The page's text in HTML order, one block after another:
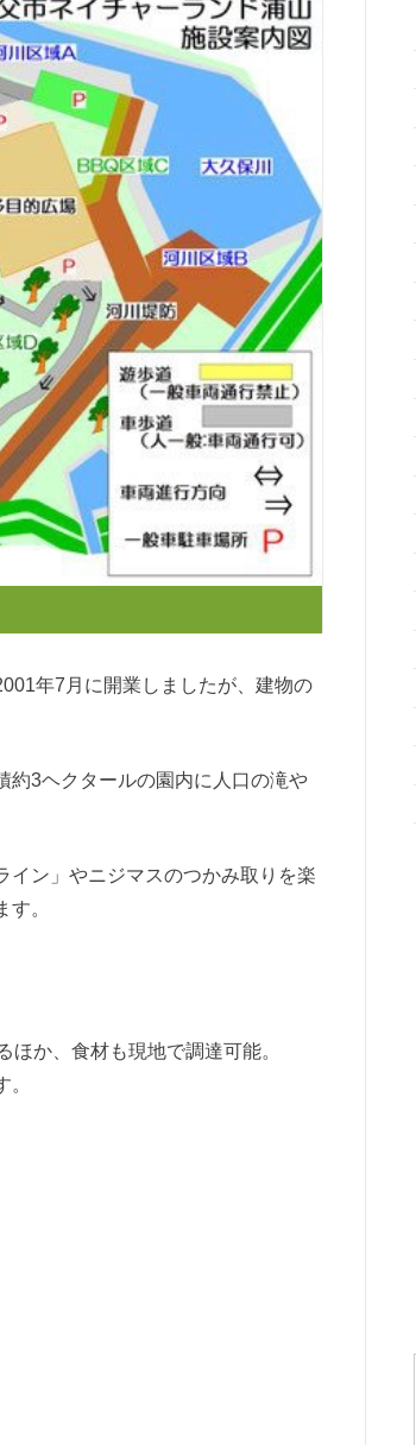
年7月に開業しましたが、建物の
約3ヘクタールの園内に人口の滝や
イン」やニジマスのつかみ取りを楽
。
か、食材も現地で調達可能。